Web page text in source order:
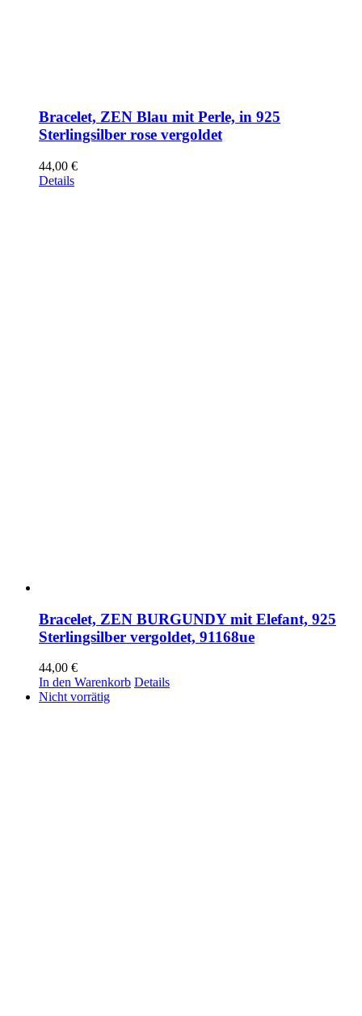
Bracelet, ZEN Blau mit Perle, in 925
Sterlingsilber rose vergoldet
44,00 €
Details
Bracelet, ZEN BURGUNDY mit Elefant, 925
Sterlingsilber vergoldet, 91168ue
44,00 €
In den Warenkorb Details
Nicht vorrätig